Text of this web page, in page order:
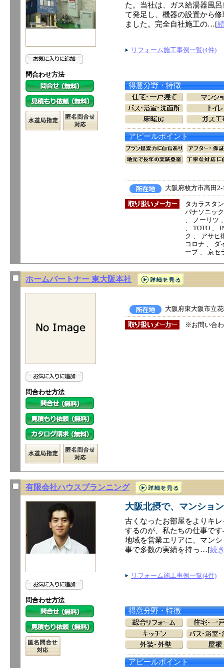
問合わせ方法
た。当社は、ガス給湯器風
て発足し、機器の設置から
ました。完全自社施工の…[
リフォーム施工事例一覧(4件)
得意分野・特徴
アピールポイント
大阪府枚方市高田
タカラスタ
パナソニッ
、 ノーリツ
、 TOTO 、
ク 、 アサヒ
コロナ 、 ダ
ープ 、 京セ
ホームパートナー 東大阪本社
問合わせ方法
大阪府東大阪市立
※お問い合
有限会社ハウスプランニング
問合わせ方法
大阪北摂で、マンショ
古くなったお部屋をよりキ
するのが、私たちの仕事で
地域を営業エリアに、マン
事で多数の実績を持っ…[続
リフォーム施工事例一覧(4件)
得意分野・特徴
アピールポイント